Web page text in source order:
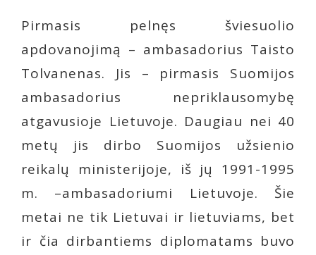
Pirmasis pelnęs šviesuolio
apdovanojimą – ambasadorius Taisto
Tolvanenas. Jis – pirmasis Suomijos
ambasadorius nepriklausomybę
atgavusioje Lietuvoje. Daugiau nei 40
metų jis dirbo Suomijos užsienio
reikalų ministerijoje, iš jų 1991-1995
m. –ambasadoriumi Lietuvoje. Šie
metai ne tik Lietuvai ir lietuviams, bet
ir čia dirbantiems diplomatams buvo